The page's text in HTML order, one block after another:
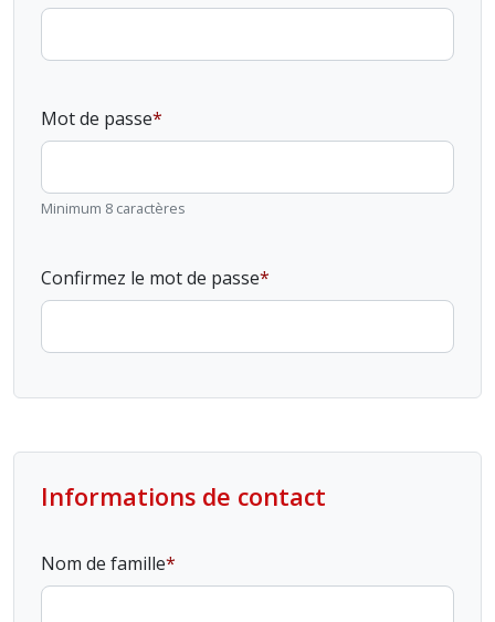
Mot de passe
Minimum 8 caractères
Confirmez le mot de passe
Informations de contact
Nom de famille